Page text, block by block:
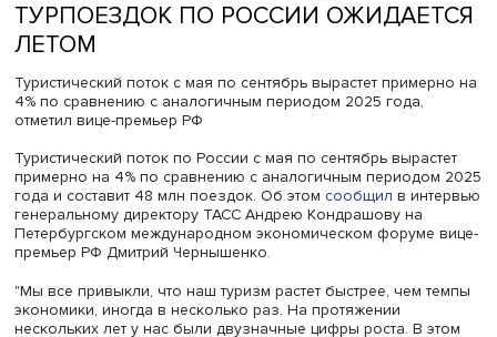
ЧЕРНЫШЕНКО: ПОЧТИ 50 МЛН
ТУРПОЕЗДОК ПО РОССИИ
ЛЕТОМ
Туристический поток с мая по сентябрь вырастет
4% по сравнению с аналогичным периодом 2025 года,
отметил вице-премьер РФ
Туристический поток по России с мая по сентябрь
примерно на 4% по сравнению с аналогичным
года и составит 48 млн поездок. Об этом
генеральному директору ТАСС Андрею Кондрашову на
Петербургском международном экономическом
премьер РФ Дмитрий Чернышенко.